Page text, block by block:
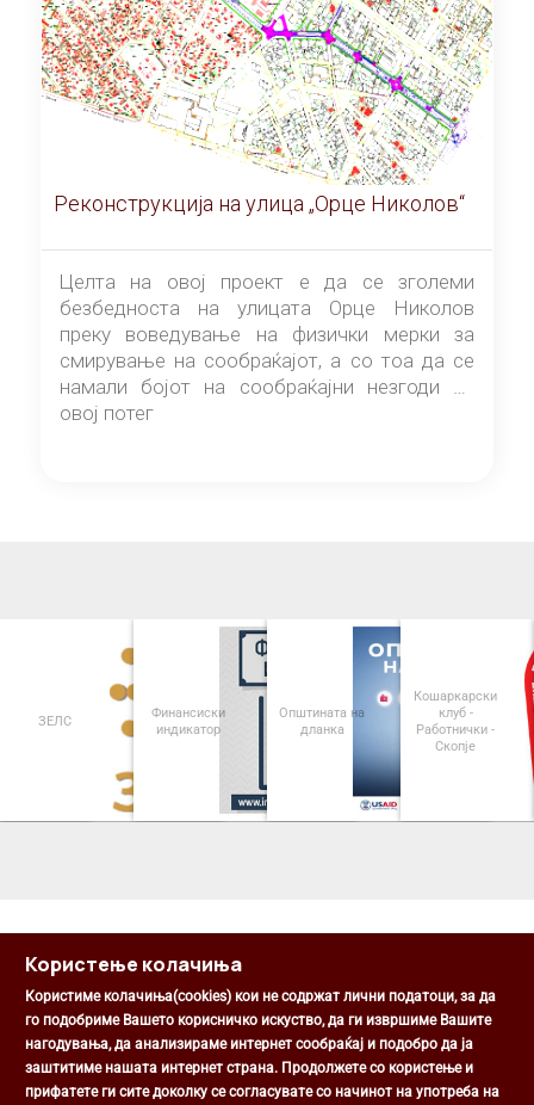
Реконструкција на улица „Орце Николов“
Целта на овој проект е да се зголеми
безбедноста на улицата Орце Николов
преку воведување на физички мерки за
смирување на сообраќајот, а со тоа да се
намали бојот на сообраќајни незгоди на
овој потег
ЗЕЛС
Финансиски
индикатор
Општината на
дланка
Кошаркарски
клуб -
Работнички -
Скопје
Општина Центар
Михаил Цоков бр. 1, Скопје
Користење колачиња
Користиме колачиња(cookies) кои не содржат лични податоци, за да
го подобриме Вашето корисничко искуство, да ги извршиме Вашите
нагодувања, да анализираме интернет сообраќај и подобро да ја
заштитиме нашата интернет страна. Продолжете со користење и
прифатете ги сите доколку се согласувате со начинот на употреба на